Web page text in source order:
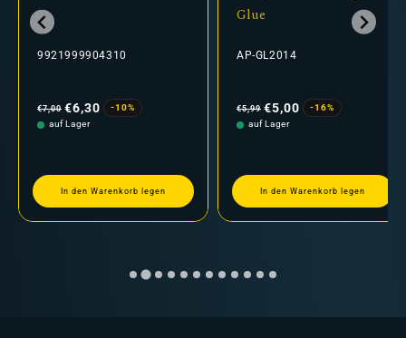
9921999904310
Preis
€7,00 €6,30
-10%
auf Lager
In den Warenkorb legen
Glue
AP-GL2014
Preis
€5,99 €5,00
-16%
auf Lager
In den Warenkorb legen